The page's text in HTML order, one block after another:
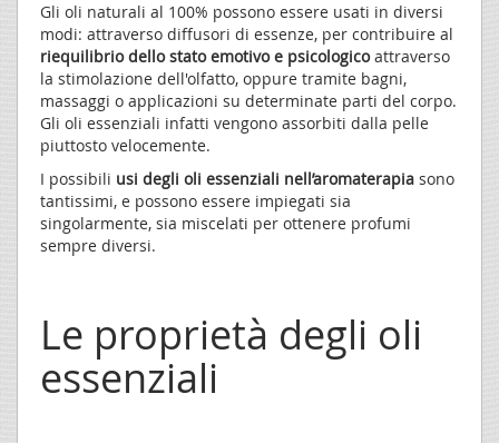
Gli oli naturali al 100% possono essere usati in diversi
modi: attraverso diffusori di essenze, per contribuire al
riequilibrio dello stato emotivo e psicologicoattraverso
la stimolazione dell'olfatto, oppure tramite bagni,
massaggi o applicazioni su determinate parti del corpo.
Gli oli essenziali infatti vengono assorbiti dalla pelle
piuttosto velocemente.
I possibili usi degli oli essenziali nell’aromaterapia sono
tantissimi, e possono essere impiegati sia
singolarmente, sia miscelati per ottenere profumi
sempre diversi.
Le proprietà degli oli
essenziali